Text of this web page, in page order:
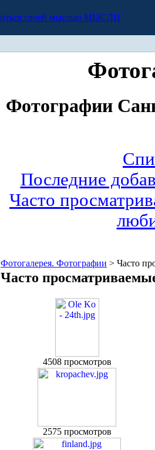
МЫСЛИ
Фотографии
Последние
Часто
Фотогалерея. Фотографии > Часто
Часто
4508 просмотров
2575 просмотров